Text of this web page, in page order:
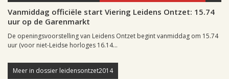
Vanmiddag officiële start Viering Leidens Ontzet: 15.74
uur op de Garenmarkt
De openingsvoorstelling van Leidens Ontzet begint vanmiddag om 15.74
uur (voor niet-Leidse horloges 16.14...
Meer in dossier leidensontzet2014